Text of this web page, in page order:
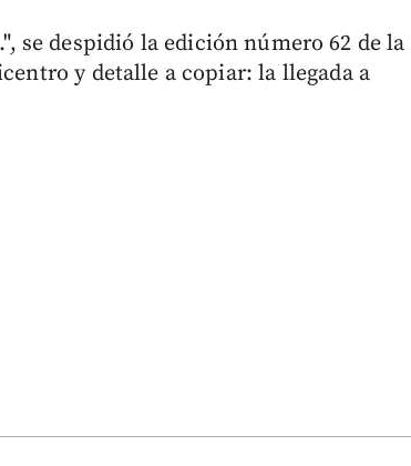
se despidió la edición número 62 de la
y detalle a copiar: la llegada a